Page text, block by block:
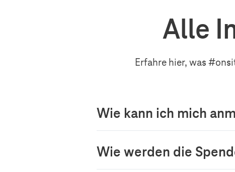
Alle
Erfahre hier, was
Wie kann ich mich
Wie werden die